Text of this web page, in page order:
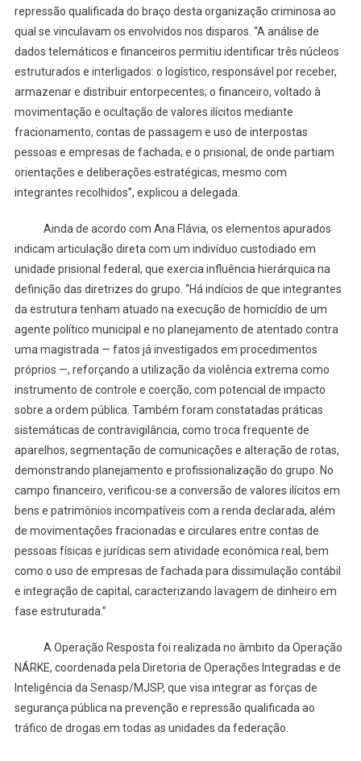
repressão qualificada do braço desta organização criminosa ao
qual se vinculavam os envolvidos nos disparos. “A análise de
dados telemáticos e financeiros permitiu identificar três núcleos
estruturados e interligados: o logístico, responsável por receber,
armazenar e distribuir entorpecentes; o financeiro, voltado à
movimentação e ocultação de valores ilícitos mediante
fracionamento, contas de passagem e uso de interpostas
pessoas e empresas de fachada; e o prisional, de onde partiam
orientações e deliberações estratégicas, mesmo com
integrantes recolhidos”, explicou a delegada.
Ainda de acordo com Ana Flávia, os elementos apurados
indicam articulação direta com um indivíduo custodiado em
unidade prisional federal, que exercia influência hierárquica na
definição das diretrizes do grupo. “Há indícios de que integrantes
da estrutura tenham atuado na execução de homicídio de um
agente político municipal e no planejamento de atentado contra
uma magistrada — fatos já investigados em procedimentos
próprios —, reforçando a utilização da violência extrema como
instrumento de controle e coerção, com potencial de impacto
sobre a ordem pública. Também foram constatadas práticas
sistemáticas de contravigilância, como troca frequente de
aparelhos, segmentação de comunicações e alteração de rotas,
demonstrando planejamento e profissionalização do grupo. No
campo financeiro, verificou-se a conversão de valores ilícitos em
bens e patrimônios incompatíveis com a renda declarada, além
de movimentações fracionadas e circulares entre contas de
pessoas físicas e jurídicas sem atividade econômica real, bem
como o uso de empresas de fachada para dissimulação contábil
e integração de capital, caracterizando lavagem de dinheiro em
fase estruturada.”
A Operação Resposta foi realizada no âmbito da Operação
NÁRKE, coordenada pela Diretoria de Operações Integradas e de
Inteligência da Senasp/MJSP, que visa integrar as forças de
segurança pública na prevenção e repressão qualificada ao
tráfico de drogas em todas as unidades da federação.